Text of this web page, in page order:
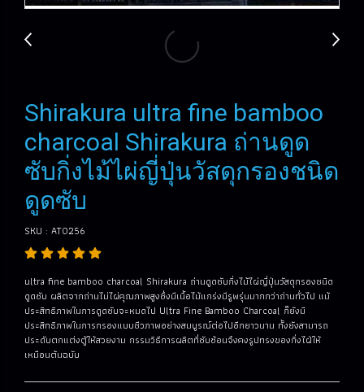
Shirakura ultra fine bamboo
charcoal Shirakura ถ่านดูด
ซับกิ่งไม้ไผ่ญี่ปุ่นวัสดุกรองชนิด
ดูดซับ
SKU : AT0256
ultra fine bamboo charcoal Shirakura ถ่านดูดซับกิ่งไม้ไผ่ญี่ปุ่นวัสดุกรองชนิด
ดูดซับ ผลิตจากถ่านไม่ไผ่คุณภาพสูงซึ่งมีเนื้อไม้แกร่งมีรูพรุ่นมากกว่าถ่านทั่วไป แม้
ประสิทธิภาพในการดูดซับจะหมดไป Ultra Fine Bamboo Charcoal ก็ยังมี
ประสิทธิภาพในการกรองแบบชีวภาพอย่างสมบูรณ์ต่อไปอีกยาวนาน ทั้งยังสามารถ
ประดับตกแต่งตู้ให้สวยงาม กรรมวิธีการผลิตที่ซับซ้อนจึงคงรูปทรงของกิ่งไฝ่ให้
เหมือนต้นฉบับ